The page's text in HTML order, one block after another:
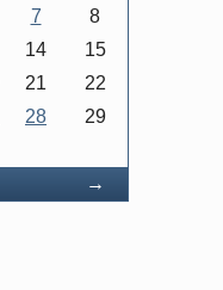
Forward
→
7
8
14
15
21
22
28
29